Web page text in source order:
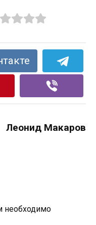
Леонид Макаров
необходимо